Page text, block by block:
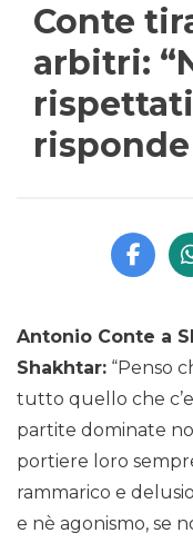
Conte
arbitri:
risponde
Antonio Conte a
Shakhtar: “Penso
tutto quello che
partite dominate
portiere loro
rammarico e
e nè agonismo, se